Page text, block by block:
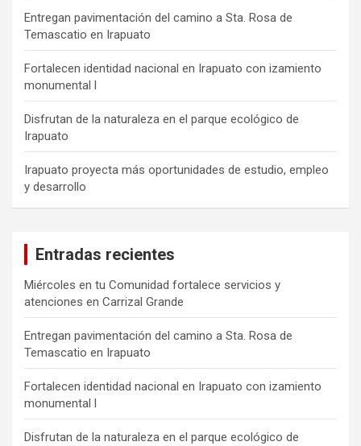
Entregan pavimentación del camino a Sta. Rosa de
Temascatio en Irapuato
Fortalecen identidad nacional en Irapuato con izamiento
monumental l
Disfrutan de la naturaleza en el parque ecológico de
Irapuato
Irapuato proyecta más oportunidades de estudio, empleo
y desarrollo
Entradas recientes
Miércoles en tu Comunidad fortalece servicios y
atenciones en Carrizal Grande
Entregan pavimentación del camino a Sta. Rosa de
Temascatio en Irapuato
Fortalecen identidad nacional en Irapuato con izamiento
monumental l
Disfrutan de la naturaleza en el parque ecológico de